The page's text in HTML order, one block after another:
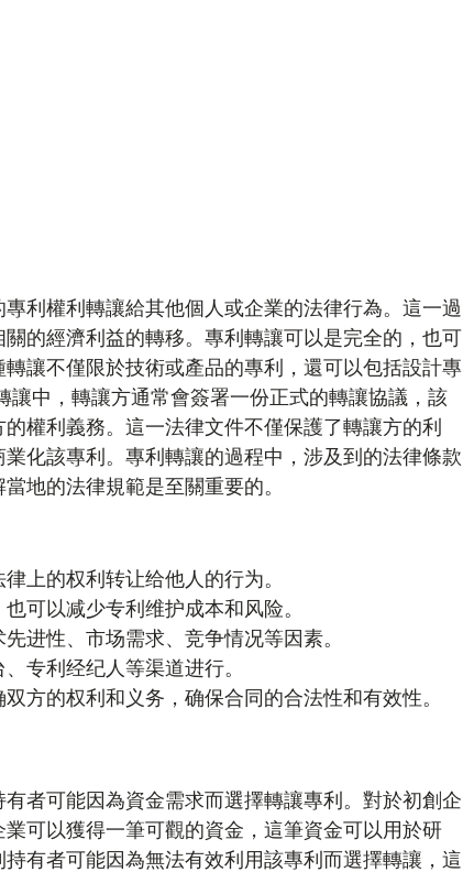
利權利轉讓給其他個人或企業的法律行為。這一過
的經濟利益的轉移。專利轉讓可以是完全的，也可
讓不僅限於技術或產品的專利，還可以包括設計專
中，轉讓方通常會簽署一份正式的轉讓協議，該
權利義務。這一法律文件不僅保護了轉讓方的利
化該專利。專利轉讓的過程中，涉及到的法律條款
地的法律規範是至關重要的。
上的权利转让给他人的行为。
可以减少专利维护成本和风险。
进性、市场需求、竞争情况等因素。
专利经纪人等渠道进行。
方的权利和义务，确保合同的合法性和有效性。
者可能因為資金需求而選擇轉讓專利。對於初創企
可以獲得一筆可觀的資金，這筆資金可以用於研
有者可能因為無法有效利用該專利而選擇轉讓，這